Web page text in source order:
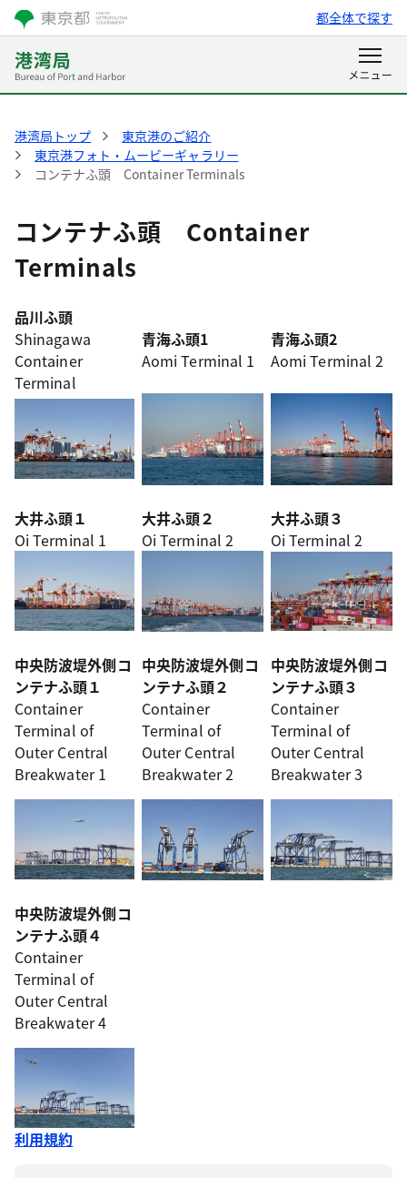
都全体で探す
港湾局トップ
東京港のご紹介
東京港フォト・ムービーギャラリー
コンテナふ頭 Container Terminals
コンテナふ頭 Container
Terminals
品川ふ頭
Shinagawa
Container
Terminal
青海ふ頭1
Aomi Terminal 1
青海ふ頭2
Aomi Terminal 2
大井ふ頭１
Oi Terminal 1
大井ふ頭２
Oi Terminal 2
大井ふ頭３
Oi Terminal 2
中央防波堤外側コ
ンテナふ頭１
Container
Terminal of
Outer Central
Breakwater 1
中央防波堤外側コ
ンテナふ頭２
Container
Terminal of
Outer Central
Breakwater 2
中央防波堤外側コ
ンテナふ頭３
Container
Terminal of
Outer Central
Breakwater 3
中央防波堤外側コ
ンテナふ頭４
Container
Terminal of
Outer Central
Breakwater 4
利用規約